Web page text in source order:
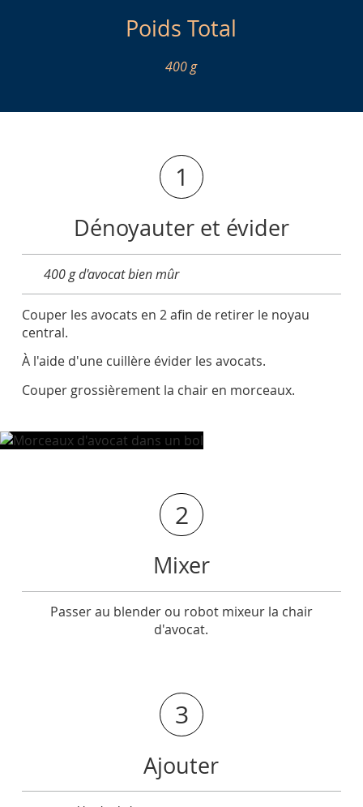
Poids Total
400 g
1
Dénoyauter et évider
400 g d'avocat bien mûr
Couper les avocats en 2 afin de retirer le noyau
central.
À l'aide d'une cuillère évider les avocats.
Couper grossièrement la chair en morceaux.
2
Mixer
Passer au blender ou robot mixeur la chair
d'avocat.
3
Ajouter